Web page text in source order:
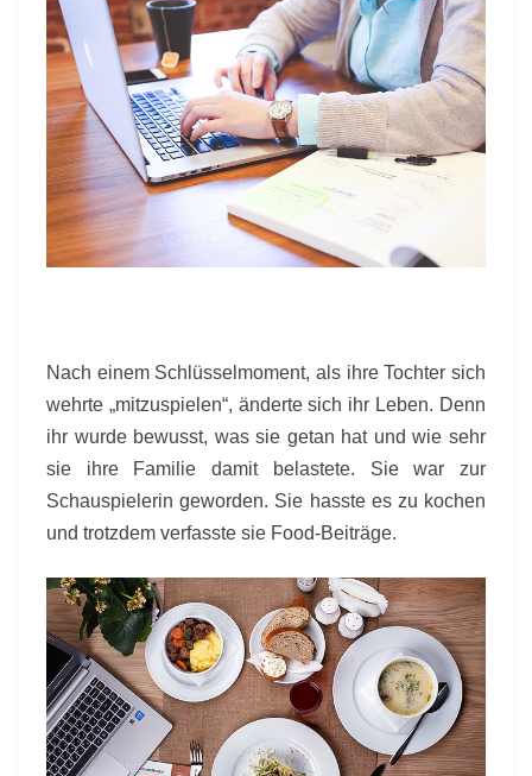
Nach einem Schlüsselmoment, als ihre Tochter sich
wehrte „mitzuspielen“, änderte sich ihr Leben. Denn
ihr wurde bewusst, was sie getan hat und wie sehr
sie ihre Familie damit belastete. Sie war zur
Schauspielerin geworden. Sie hasste es zu kochen
und trotzdem verfasste sie Food-Beiträge.